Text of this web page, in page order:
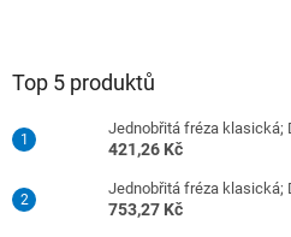
Top 5 produktů
Jednobřitá fréza klasická;
421,26 Kč
Jednobřitá fréza klasická;
753,27 Kč